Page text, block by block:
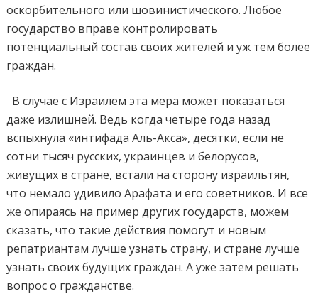
оскорбительного или шовинистического. Любое
государство вправе контролировать
потенциальный состав своих жителей и уж тем более
граждан.
В случае с Израилем эта мера может показаться
даже излишней. Ведь когда четыре года назад
вспыхнула «интифада Аль-Акса», десятки, если не
сотни тысяч русских, украинцев и белорусов,
живущих в стране, встали на сторону израильтян,
что немало удивило Арафата и его советников. И все
же опираясь на пример других государств, можем
сказать, что такие действия помогут и новым
репатриантам лучше узнать страну, и стране лучше
узнать своих будущих граждан. А уже затем решать
вопрос о гражданстве.